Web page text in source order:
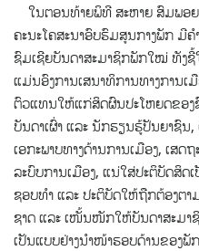
ໃນຕອນທ້າຍພິທີ ສະຫາຍ ສົມພອ
ຄະນະໂຄສະນາອົບຮົມສູນກາງພັກ ມີ
ຊົມເຊີຍບັນດາສະມາຊິກພັກໃໝ່ ທັງຊີ້
ແມ່ນອົງການເສນາທິການທາງການເ
ຕົວແທນໃຫ້ແກ່ສິດຜົນປະໂຫຍດຂອງ
ບັນດາເຜົ່າ ແລະ ນັກຮຽນຮູ້ປັນຍາຊົນ
ເອກະພາບທາງດ້ານການເມືອງ, ເສ
ລະບົບການເມືອງ, ແນ່ໃສ່ປະຕິບັດສິດ
ຊອບທໍາ ແລະ ປະຕິບັດໃຫ້ຖືກຕ້ອງຕ
ຊາດ ແລະ ເໜັ້ນໜັກໃຫ້ບັນດາສະມ
ເປັນແບບຢ່າງນຳໜ້າຮອບດ້ານຂອງ